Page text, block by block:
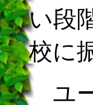
い段
校に
ユー